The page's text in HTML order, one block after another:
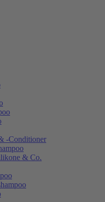
-Conditioner
& Co.